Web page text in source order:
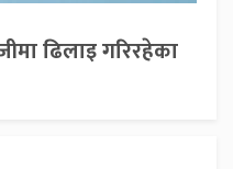
ढिलाइ गरिरहेका